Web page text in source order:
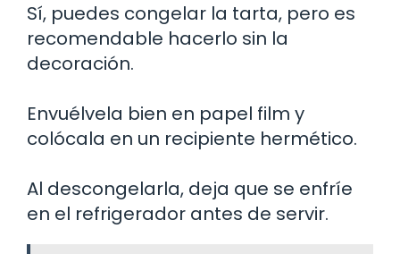
Sí, puedes congelar la tarta, pero es
recomendable hacerlo sin la
decoración.
Envuélvela bien en papel film y
colócala en un recipiente hermético.
Al descongelarla, deja que se enfríe
en el refrigerador antes de servir.